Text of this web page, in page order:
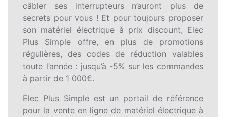
câbler ses interrupteurs n’auront plus de
secrets pour vous ! Et pour toujours proposer
son matériel électrique à prix discount, Elec
Plus Simple offre, en plus de promotions
régulières, des codes de réduction valables
toute l’année : jusqu’à -5% sur les commandes
à partir de 1 000€.
Elec Plus Simple est un portail de référence
pour la vente en ligne de matériel électrique à